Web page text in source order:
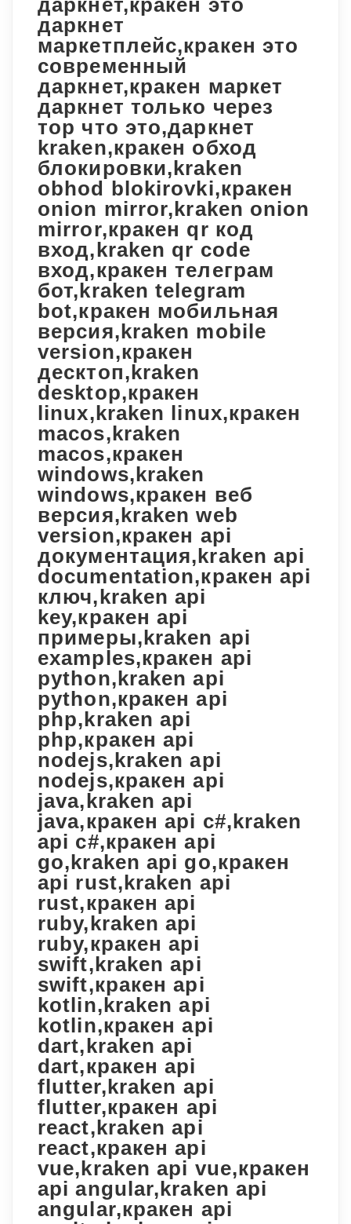
даркнет,кракен это
даркнет
маркетплейс,кракен это
современный
даркнет,кракен маркет
даркнет только через
тор что это,даркнет
kraken,кракен обход
блокировки,kraken
obhod blokirovki,кракен
onion mirror,kraken onion
mirror,кракен qr код
вход,kraken qr code
вход,кракен телеграм
бот,kraken telegram
bot,кракен мобильная
версия,kraken mobile
version,кракен
десктоп,kraken
desktop,кракен
linux,kraken linux,кракен
macos,kraken
macos,кракен
windows,kraken
windows,кракен веб
версия,kraken web
version,кракен api
документация,kraken api
documentation,кракен api
ключ,kraken api
key,кракен api
примеры,kraken api
examples,кракен api
python,kraken api
python,кракен api
php,kraken api
php,кракен api
nodejs,kraken api
nodejs,кракен api
java,kraken api
java,кракен api c#,kraken
api c#,кракен api
go,kraken api go,кракен
api rust,kraken api
rust,кракен api
ruby,kraken api
ruby,кракен api
swift,kraken api
swift,кракен api
kotlin,kraken api
kotlin,кракен api
dart,kraken api
dart,кракен api
flutter,kraken api
flutter,кракен api
react,kraken api
react,кракен api
vue,kraken api vue,кракен
api angular,kraken api
angular,кракен api